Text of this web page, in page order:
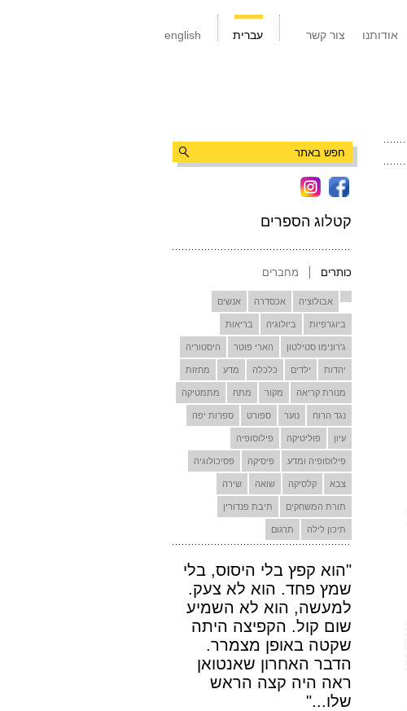
english עברית צור קשר אודותנו
קטלוג הספרים
כותרים מחברים
אבולוציה אכסדרה אנשים
ביוגרפיות ביולוגיה בריאות
ג'רונימו סטילטון הארי פוטר היסטוריה
יהדות ילדים כלכלה מדע מחזות
מנורת קריאה מקור מתח מתמטיקה
נגד הרוח נוער ספורט ספרות יפה
עיון פוליטיקה פילוסופיה
פילוסופיה ומדע פיסיקה פסיכולוגיה
צבא קלסיקה שואה שירה
תורת המשחקים תיבת פנדורין
תיכון לילה תרגום
"הוא קפץ בלי היסוס, בלי
שמץ פחד. הוא לא צעק.
למעשה, הוא לא השמיע
שום קול. הקפיצה היתה
שקטה באופן מצמרר.
הדבר האחרון שאנטואן
ראה היה קצה הראש
שלו..."